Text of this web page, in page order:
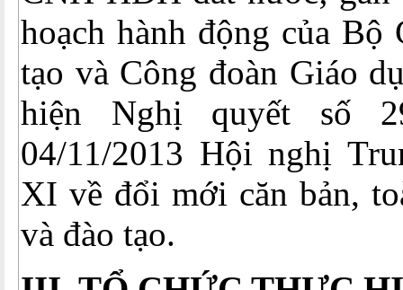
hoạch hành động của
tạo và Công đoàn Giáo
hiện Nghị quyết số
04/11/2013 Hội nghị
XI về đổi mới căn bản,
và đào tạo.